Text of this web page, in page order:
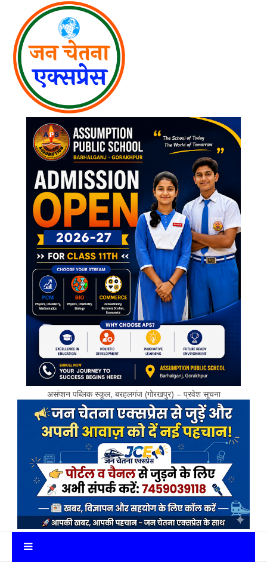
असंप्शन पब्लिक स्कूल, बरहलगंज (गोरखपुर) – प्रवेश सूचना